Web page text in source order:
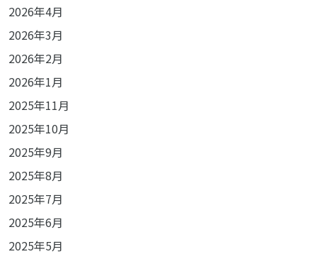
2026年4月
2026年3月
2026年2月
2026年1月
2025年11月
2025年10月
2025年9月
2025年8月
2025年7月
2025年6月
2025年5月